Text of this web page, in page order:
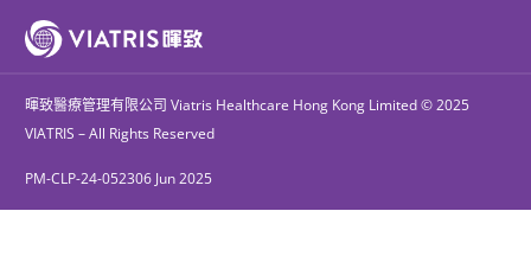
暉致醫療管理有限公司 Viatris Healthcare Hong Kong Limited © 2025
VIATRIS – All Rights Reserved
PM-CLP-24-052306 Jun 2025